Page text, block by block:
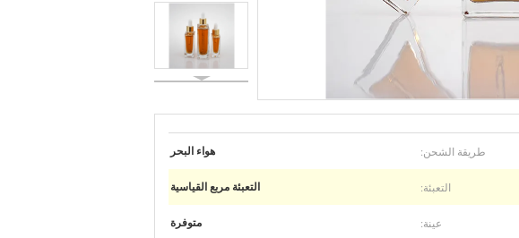
طريقة الشحن: هواء البحر
التعبئة: التعبئة مربع القياسية
عينة: متوفرة